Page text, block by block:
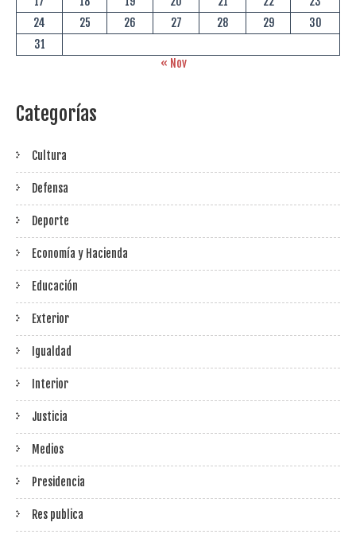
24
25 26 27 28 29
30
31
« Nov
Categorías
Cultura
Defensa
Deporte
Economía y Hacienda
Educación
Exterior
Igualdad
Interior
Justicia
Medios
Presidencia
Res publica